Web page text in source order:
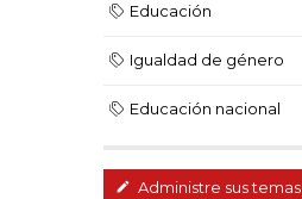
Educación
Igualdad de género
Educación nacional
Administre sus temas